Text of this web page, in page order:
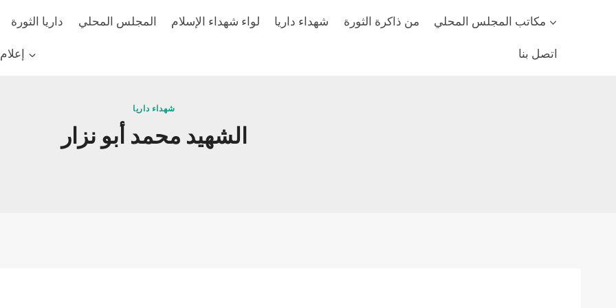
داريا الثورة المجلس المحلي لواء شهداء الإسلام شهداء داريا من ذاكرة الثورة مكاتب المجلس المحلي
اتصل بنا
شهداء داريا
الشهيد محمد أبو نزار